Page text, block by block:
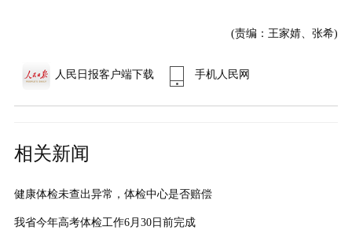
(责编：王家婧、张希)
人民日报客户端下载 手机人民网
相关新闻
健康体检未查出异常，体检中心是否赔偿
我省今年高考体检工作6月30日前完成